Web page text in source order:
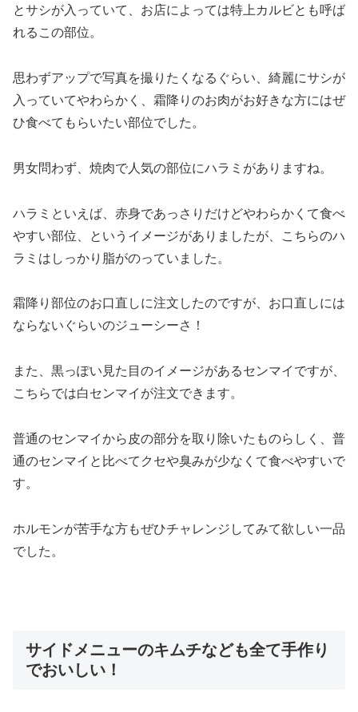
とサシが入っていて、お店によっては特上カルビとも呼ば
れるこの部位。
思わずアップで写真を撮りたくなるぐらい、綺麗にサシが
入っていてやわらかく、霜降りのお肉がお好きな方にはぜ
ひ食べてもらいたい部位でした。
男女問わず、焼肉で人気の部位にハラミがありますね。
ハラミといえば、赤身であっさりだけどやわらかくて食べ
やすい部位、というイメージがありましたが、こちらのハ
ラミはしっかり脂がのっていました。
霜降り部位のお口直しに注文したのですが、お口直しには
ならないぐらいのジューシーさ！
また、黒っぽい見た目のイメージがあるセンマイですが、
こちらでは白センマイが注文できます。
普通のセンマイから皮の部分を取り除いたものらしく、普
通のセンマイと比べてクセや臭みが少なくて食べやすいで
す。
ホルモンが苦手な方もぜひチャレンジしてみて欲しい一品
でした。
サイドメニューのキムチなども全て手作り
でおいしい！